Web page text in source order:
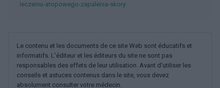
leczeniu-atopowego-zapalenia-skory
Le contenu et les documents de ce site Web sont éducatifs et
informatifs. L'éditeur et les éditeurs du site ne sont pas
responsables des effets de leur utilisation. Avant d'utiliser les
conseils et astuces contenus dans le site, vous devez
absolument consulter votre médecin.